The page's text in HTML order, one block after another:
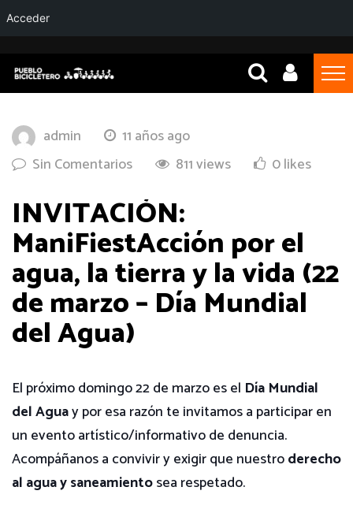
admin
11 años ago
Sin Comentarios
811 views 0 likes
INVITACIÓN:
ManiFiestAcción por el
agua, la tierra y la vida (22
de marzo – Día Mundial
del Agua)
El próximo domingo 22 de marzo es el Día Mundial
del Aguay por esa razón te invitamos a participar en
un eventoartístico/informativo de denuncia.
Acompáñanos a convivir y exigir que nuestroderecho
al agua y saneamientosea respetado.
Acceder